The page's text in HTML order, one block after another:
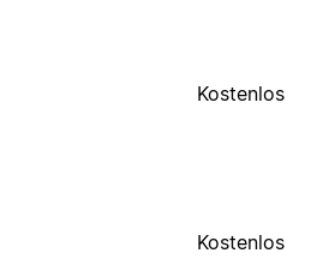
Kostenlos
Kostenlos